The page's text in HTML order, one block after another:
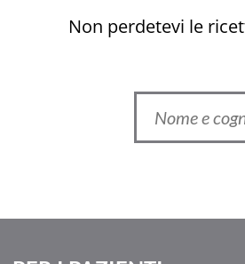
Non perdetevi le